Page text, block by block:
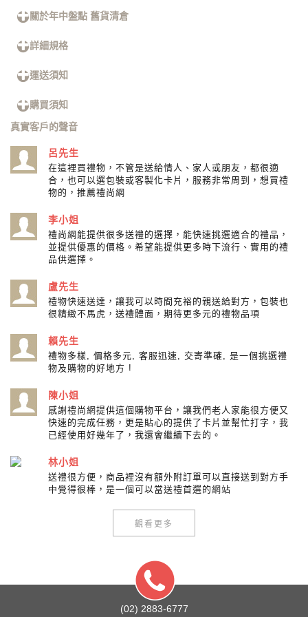
關於年中盤點 舊貨清倉
詳細規格
運送須知
購買須知
真實客戶的聲音
呂先生
在這裡買禮物，不管是送給情人、家人或朋友，都很適
合，也可以選包裝或客製化卡片，服務非常周到，想買禮
物的，推薦禮尚網
李小姐
禮尚網能提供很多送禮的選擇，能快速挑選適合的禮品，
並提供優惠的價格。希望能提供更多時下流行、實用的禮
品供選擇。
盧先生
禮物快速送達，讓我可以時間充裕的親送給對方，包裝也
很精緻不馬虎，送禮體面，期待更多元的禮物品項
賴先生
禮物多樣, 價格多元, 客服迅速, 交寄準確, 是一個挑選禮
物及購物的好地方 !
陳小姐
感謝禮尚網提供這個購物平台，讓我們老人家能很方便又
快速的完成任務，更是貼心的提供了卡片並幫忙打字，我
已經使用好幾年了，我還會繼續下去的。
林小姐
送禮很方便，商品裡沒有額外附訂單可以直接送到對方手
中覺得很棒，是一個可以當送禮首選的網站
觀看更多
(02) 2883-6777